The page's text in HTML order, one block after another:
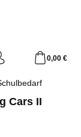
0,00 €
Cars II